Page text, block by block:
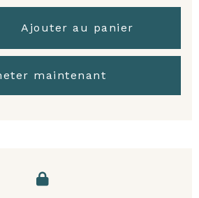
Ajouter au panier
maintenant